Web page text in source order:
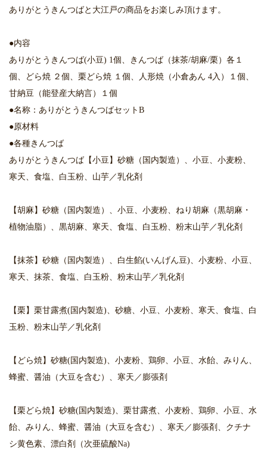
ありがとうきんつばと大江戸の商品をお楽しみ頂けます。
●内容
ありがとうきんつば(小豆) 1個、きんつば（抹茶/胡麻/栗）各１
個、どら焼 ２個、栗どら焼 １個、人形焼（小倉あん 4入）１個、
甘納豆（能登産大納言）１個
●名称：ありがとうきんつばセットB
●原材料
●各種きんつば
ありがとうきんつば【小豆】砂糖（国内製造）、小豆、小麦粉、
寒天、食塩、白玉粉、山芋／乳化剤
【胡麻】砂糖（国内製造）、小豆、小麦粉、ねり胡麻（黒胡麻・
植物油脂）、黒胡麻、寒天、食塩、白玉粉、粉末山芋／乳化剤
【抹茶】砂糖（国内製造）、白生餡(いんげん豆)、小麦粉、小豆、
寒天、抹茶、食塩、白玉粉、粉末山芋／乳化剤
【栗】栗甘露煮(国内製造)、砂糖、小豆、小麦粉、寒天、食塩、白
玉粉、粉末山芋／乳化剤
【どら焼】砂糖(国内製造)、小麦粉、鶏卵、小豆、水飴、みりん、
蜂蜜、醤油（大豆を含む）、寒天／膨張剤
【栗どら焼】砂糖(国内製造)、栗甘露煮、小麦粉、鶏卵、小豆、水
飴、みりん、蜂蜜、醤油（大豆を含む）、寒天／膨張剤、クチナ
シ黄色素、漂白剤（次亜硫酸Na)